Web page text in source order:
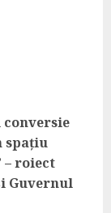
conversie
spațiu
roiect
Guvernul